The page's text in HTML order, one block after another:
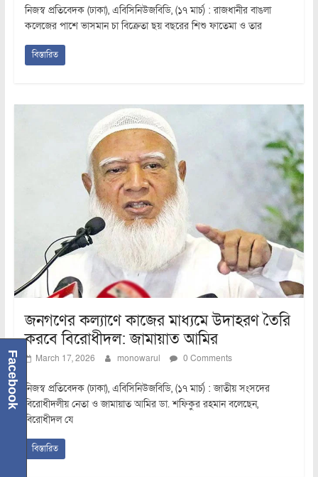
নিজস্ব প্রতিবেদক (ঢাকা), এবিসিনিউজবিডি, (১৭ মার্চ) : রাজধানীর বাঙলা
কলেজের পাশে ভাসমান চা বিক্রেতা ছয় বছরের শিশু ফাতেমা ও তার
বিস্তারিত
জনগণের কল্যাণে কাজের মাধ্যমে উদাহরণ তৈরি
করবে বিরোধীদল: জামায়াত আমির
March 17, 2026 monowarul 0 Comments
নিজস্ব প্রতিবেদক (ঢাকা), এবিসিনিউজবিডি, (১৭ মার্চ) : জাতীয় সংসদের
বিরোধীদলীয় নেতা ও জামায়াত আমির ডা. শফিকুর রহমান বলেছেন,
বিরোধীদল যে
বিস্তারিত
Facebook